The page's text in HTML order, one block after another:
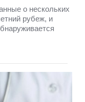
о нескольких
рубеж, и